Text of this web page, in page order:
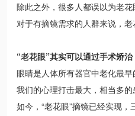
除此之外，很多人都误以为老
对于有摘镜需求的人群来说，老
“老花眼”其实可以通过手术矫治
眼睛是人体所有器官中老化最
我们的心理打击最大，相当多的
如今，“老花眼”摘镜已经实现